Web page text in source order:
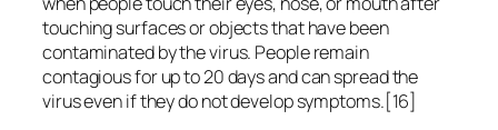
touching surfaces or objects that have been
contaminated by the virus. People remain
contagious for up to 20 days and can spread the
virus even if they do not develop symptoms.[16]